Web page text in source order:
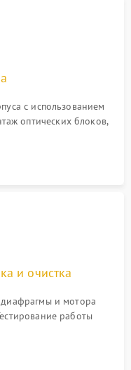
с использованием
оптических блоков,
положения
центровки при
и очистка
и мотора
работы
оптических элементов
без